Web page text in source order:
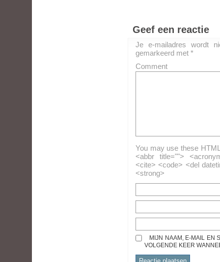
Geef een reactie
Je e-mailadres wordt
gemarkeerd met *
Comment
You may use these
<abbr title="">
<cite> <code> <del
<strong>
MIJN NAAM, E-MAIL EN
VOLGENDE KEER